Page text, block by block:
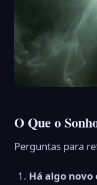
O Que o
Perguntas para
Há algo novo